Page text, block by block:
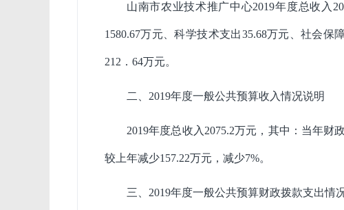
山南市农业技术推广中心2019年度总收入
1580.67万元、科学技术支出35.68万元、社会
212．64万元。
二、2019年度一般公共预算收入情况说明
2019年度总收入2075.2万元，其中：当年财
较上年减少157.22万元，减少7%。
三、2019年度一般公共预算财政拨款支出情